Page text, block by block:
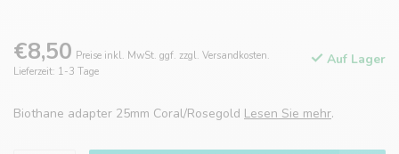
€8,50 Preise inkl. MwSt. ggf. zzgl. Versandkosten.
Lieferzeit: 1-3 Tage
Auf Lager
Biothane adapter 25mm Coral/Rosegold Lesen Sie mehr.